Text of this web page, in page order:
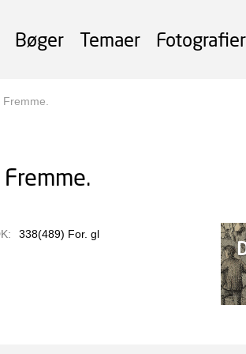
Bøger Temaer Fotografier
338(489) For. gl